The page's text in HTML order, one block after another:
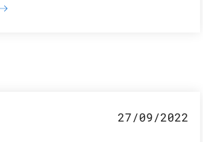
27/09/2022